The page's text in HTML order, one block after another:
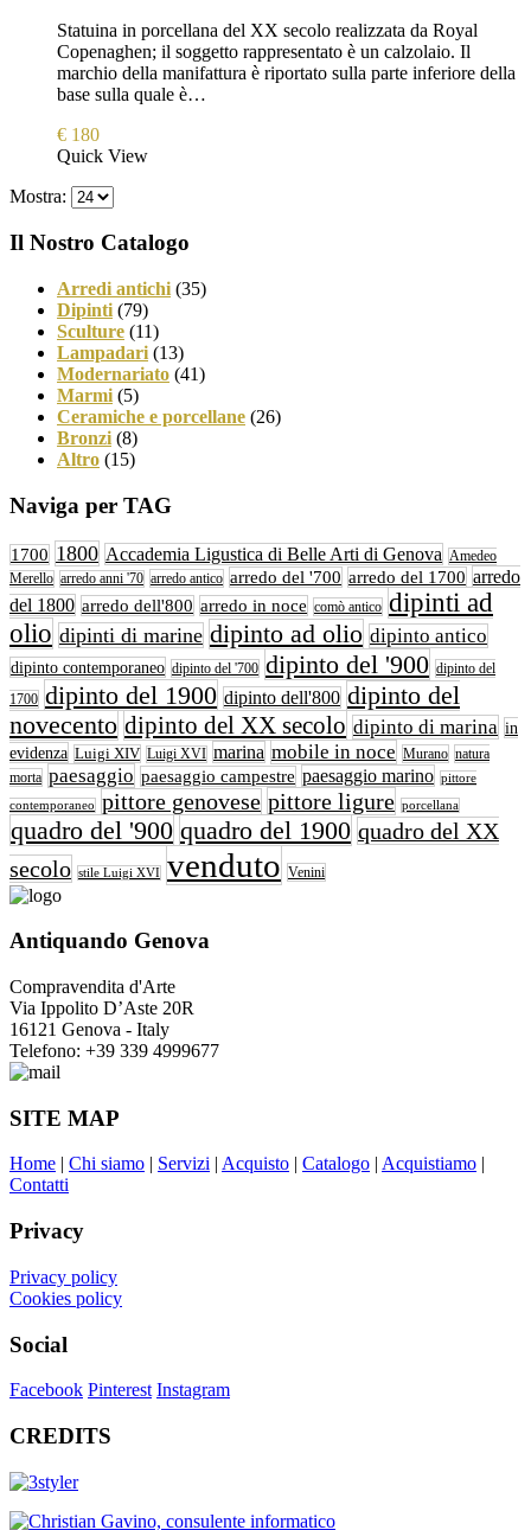
Statuina in porcellana del XX secolo realizzata da Royal
Copenaghen; il soggetto rappresentato è un calzolaio. Il
marchio della manifattura è riportato sulla parte inferiore della
base sulla quale è…
€ 180
Quick View
Mostra:
Il Nostro Catalogo
Arredi antichi (35)
Dipinti (79)
Sculture (11)
Lampadari (13)
Modernariato (41)
Marmi (5)
Ceramiche e porcellane (26)
Bronzi (8)
Altro (15)
Naviga per TAG
1700 1800 Accademia Ligustica di Belle Arti di Genova
Amedeo
Merello arredo anni '70 arredo antico arredo del '700 arredo del 1700 arredo
del 1800 arredo dell'800 arredo in noce comò antico dipinti ad
olio dipinti di marine dipinto ad olio dipinto antico
dipinto contemporaneo dipinto del '700 dipinto del '900 dipinto del
1700 dipinto del 1900 dipinto dell'800 dipinto del
novecento dipinto del XX secolo dipinto di marina in
evidenza Luigi XIV Luigi XVI marina mobile in noce Murano natura
morta paesaggio paesaggio campestre paesaggio marino pittore
contemporaneo pittore genovese pittore ligure porcellana
quadro del '900 quadro del 1900 quadro del XX
secolo stile Luigi XVI venduto Venini
Antiquando Genova
Compravendita d'Arte
Via Ippolito D’Aste 20R
16121 Genova - Italy
Telefono: +39 339 4999677
SITE MAP
Home | Chi siamo | Servizi | Acquisto | Catalogo | Acquistiamo |
Contatti
Privacy
Privacy policy
Cookies policy
Social
Facebook Pinterest Instagram
CREDITS